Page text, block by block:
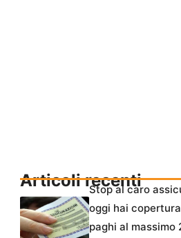
Articoli recenti
Stop al caro
oggi hai
paghi al massimo